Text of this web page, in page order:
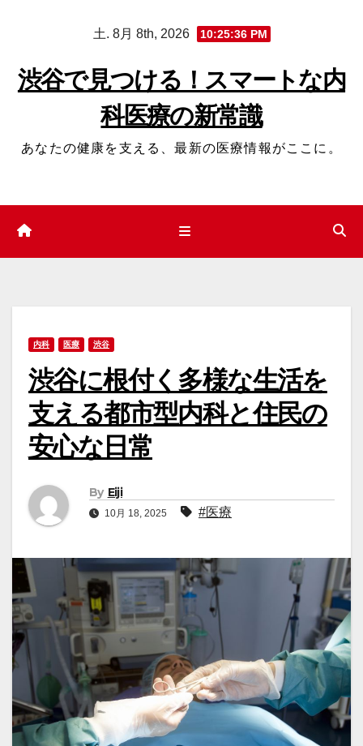
ッ
土. 8月 8th, 2026 10:25:36 PM
渋谷で見つける！スマートな内
科医療の新常識
あなたの健康を支える、最新の医療情報がここに。
内科 医療 渋谷
渋谷に根付く多様な生活を
支える都市型内科と住民の
安心な日常
By Eiji
10月 18, 2025 #医療